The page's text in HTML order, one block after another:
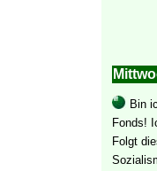
Bin
Fonds!
Folgt